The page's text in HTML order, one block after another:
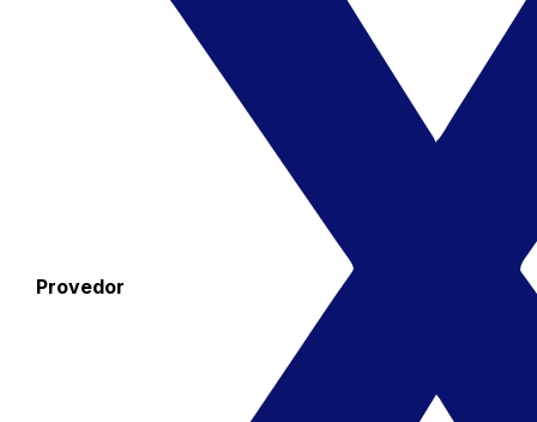
Provedor